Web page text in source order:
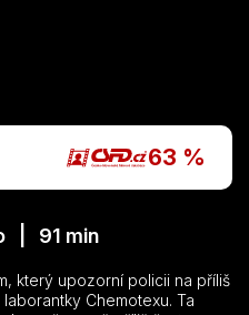
63 %
| 91 min
který upozorní policii na příliš
Chemotexu. Ta